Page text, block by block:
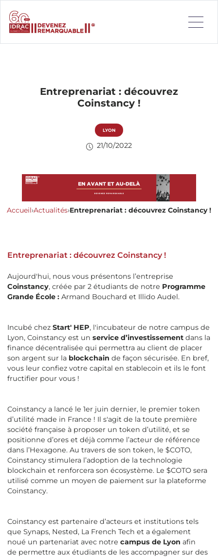
Entreprenariat : découvrez
Coinstancy !
LYON
21/10/2022
Accueil›Actualités›Entreprenariat : découvrez Coinstancy !
Entreprenariat : découvrez Coinstancy !
Aujourd'hui, nous vous présentons l’entreprise
Coinstancy, créée par 2 étudiants de notre Programme
Grande École : Armand Bouchard et Illido Audel.
Incubé chez Start' HEP, l'incubateur de notre campus de
Lyon, Coinstancy est un service d’investissement dans la
finance décentralisée qui permettra au client de placer
son argent sur la blockchain de façon sécurisée. En bref,
vous leur confiez votre capital en stablecoin et ils le font
fructifier pour vous !​
Coinstancy a lancé le 1er juin dernier, le premier token
d’utilité made in France ! Il s'agit de la toute première
société française à proposer un token d’utilité, et se
positionne d’ores et déjà comme l’acteur de référence
dans l’Hexagone. Au travers de son token, le $COTO,
Coinstancy stimulera l’adoption de la technologie
blockchain et renforcera son écosystème. Le $COTO sera
utilisé comme un moyen de paiement sur la plateforme
Coinstancy.
Coinstancy est partenaire d’acteurs et institutions tels
que Synaps, Nested, La French Tech et a également
noué un partenariat avec notre campus de Lyon afin
de permettre aux étudiants de les accompagner sur des